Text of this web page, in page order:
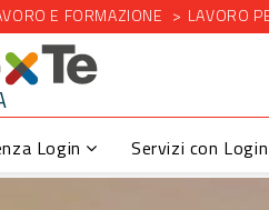
E FORMAZIONE LAVORO
Login Servizi con Login